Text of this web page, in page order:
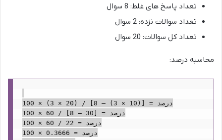
تعداد پاسخ های غلط: 8 سوال
تعداد سوالات نزده: 2 سوال
تعداد کل سوالات: 20 سوال
محاسبه درصد:
درصد = [(10 × 3) – 8] / (20 × 3) × 100
درصد = [30 – 8] / 60 × 100
درصد = 22 / 60 × 100
درصد = 0.3666 × 100